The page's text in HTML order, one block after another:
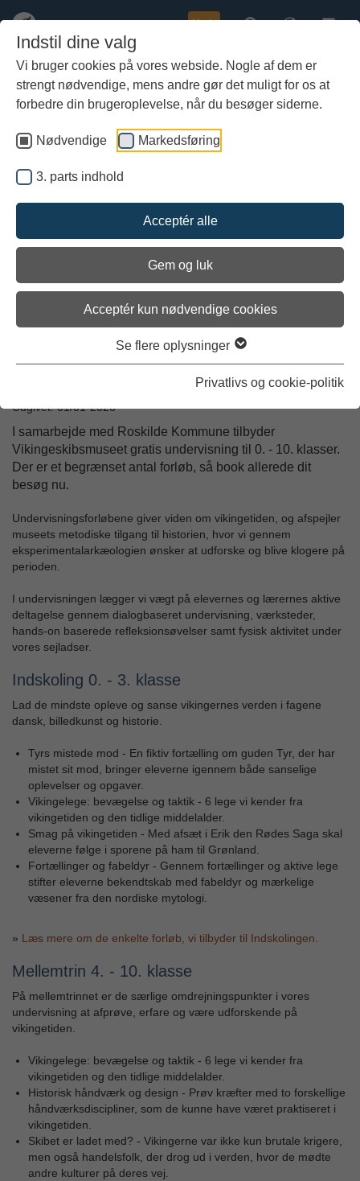
Indstil dine valg
Vi bruger cookies på vores webside. Nogle af dem er
strengt nødvendige, mens andre gør det muligt for os at
forbedre din brugeroplevelse, når du besøger siderne.
Nødvendige Markedsføring
3. parts indhold
Acceptér alle
Gem og luk
Acceptér kun nødvendige cookies
Se flere oplysninger
Privatlivs og cookie-politik
indhold
Køb
Gratis undervisning til Roskildes
folkeskoler
Udgivet: 01/01-2026
I samarbejde med Roskilde Kommune tilbyder
Vikingeskibsmuseet gratis undervisning til 0. - 10. klasser.
Der er et begrænset antal forløb, så book allerede dit
besøg nu.
Undervisningsforløbene giver viden om vikingetiden, og afspejler
museets metodiske tilgang til historien, hvor vi gennem
eksperimentalarkæologien ønsker at udforske og blive klogere på
perioden.
I undervisningen lægger vi vægt på elevernes og lærernes aktive
deltagelse gennem dialogbaseret undervisning, værksteder,
hands-on baserede refleksionsøvelser samt fysisk aktivitet under
vores sejladser.
Indskoling 0. - 3. klasse
Lad de mindste opleve og sanse vikingernes verden i fagene
dansk, billedkunst og historie.
Tyrs mistede mod - En fiktiv fortælling om guden Tyr, der har
mistet sit mod, bringer eleverne igennem både sanselige
oplevelser og opgaver.
Vikingelege: bevægelse og taktik - 6 lege vi kender fra
vikingetiden og den tidlige middelalder.
Smag på vikingetiden - Med afsæt i Erik den Rødes Saga skal
eleverne følge i sporene på ham til Grønland.
Fortællinger og fabeldyr - Gennem fortællinger og aktive lege
stifter eleverne bekendtskab med fabeldyr og mærkelige
væsener fra den nordiske mytologi.
» Læs mere om de enkelte forløb, vi tilbyder til Indskolingen.
Mellemtrin 4. - 10. klasse
På mellemtrinnet er de særlige omdrejningspunkter i vores
undervisning at afprøve, erfare og være udforskende på
vikingetiden.
Vikingelege: bevægelse og taktik - 6 lege vi kender fra
vikingetiden og den tidlige middelalder.
Historisk håndværk og design - Prøv kræfter med to forskellige
håndværksdiscipliner, som de kunne have været praktiseret i
vikingetiden.
Skibet er ladet med? - Vikingerne var ikke kun brutale krigere,
men også handelsfolk, der drog ud i verden, hvor de mødte
andre kulturer på deres vej.